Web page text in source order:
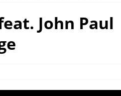
John Paul